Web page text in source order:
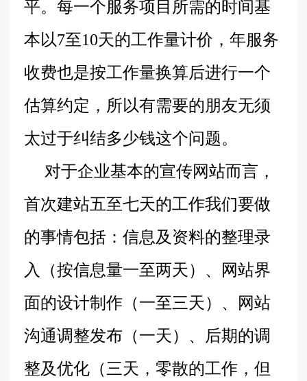
平。每一个服务项目所需的时间基
本以7至10天的工作量计价，年服务
收费也是按工作量换算后进行一个
估算约定，所以有需要的朋友无须
太过于纠结多少钱这个问题。
对于企业基本的宣传网站而言，
首次建站五至七天的工作我们要做
的事情包括：信息及资料的整理录
入（按信息量一至两天）、网站界
面的设计制作（一至三天）、网站
沟通调整发布（一天）、后期的调
整及优化（三天，零散的工作，但